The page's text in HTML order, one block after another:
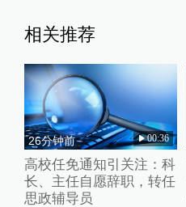
相关推荐
26分钟前 00:36
高校任免通知引关注：科
长、主任自愿辞职，转任
思政辅导员